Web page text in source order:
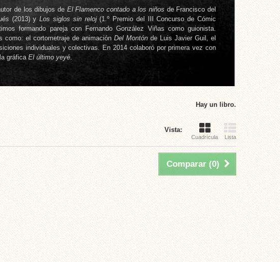
de los dibujos de El Flamenco contado a los niños de Francisco del
(2013) yLos siglos sin reloj(1.º Premio del III Concurso de Cómic
formando pareja con Fernando González Viñas como guionista.
como: el cortometraje de animación Del Montón de Luis Javier Guil, el
individuales y colectivas. En 2014 colaboró por primera vez con
gráfica El último yeyé.
Hay un libro.
Vista:
Cuadrícula Lista
Comparar (0)